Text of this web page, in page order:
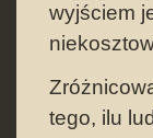
wyjściem
tego, ilu